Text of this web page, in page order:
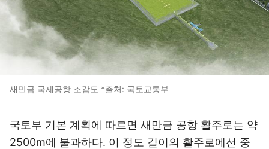
새만금 국제공항 조감도 *출처: 국토교통부
국토부 기본 계획에 따르면 새만금 공항 활주로는 약
2500m에 불과하다. 이 정도 길이의 활주로에선 중